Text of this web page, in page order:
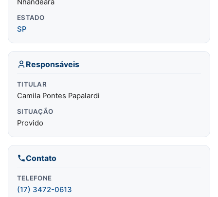
ESTADO
SP
Responsáveis
TITULAR
Camila Pontes Papalardi
SITUAÇÃO
Provido
Contato
TELEFONE
(17) 3472-0613